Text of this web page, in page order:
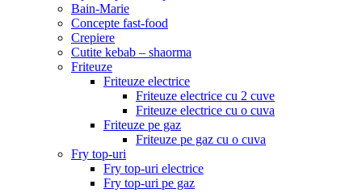
Bain-Marie
Concepte fast-food
Crepiere
Cutite kebab – shaorma
Friteuze
Friteuze electrice
Friteuze electrice cu 2 cuve
Friteuze electrice cu o cuva
Friteuze pe gaz
Friteuze pe gaz cu o cuva
Fry top-uri
Fry top-uri electrice
Fry top-uri pe gaz